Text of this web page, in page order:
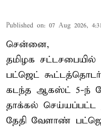
Published on: 07 Aug 2026,
சென்னை,
தமிழக
பட்ஜெட் கூட்டத்தொடர்
கடந்த ஆகஸ்ட் 5-ந்
தாக்கல்
தேதி வேளாண்